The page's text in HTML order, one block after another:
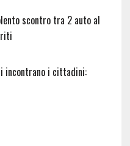
scontro tra 2 auto al
incontrano i cittadini: